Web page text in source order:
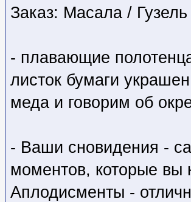
Заказ: Масала / Гузель
- плавающие
листок бумаги
меда и говорим об
- Ваши сновидения -
моментов, которые вы
Аплодисменты -